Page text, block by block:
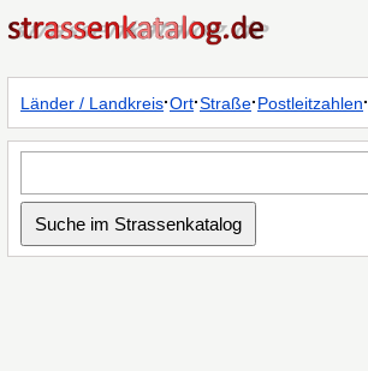
Länder / Landkreis·Ort·Straße·Postleitzahlen·